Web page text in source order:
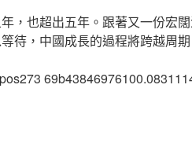
，也超出五年。跟著又一份宏
待，中國成長的過程將跨越周